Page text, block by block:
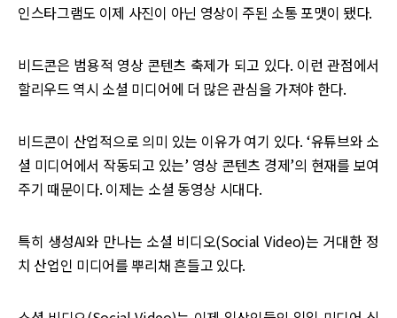
인스타그램도 이제 사진이 아닌 영상이 주된 소통 포맷이 됐다.
비드콘은 범용적 영상 콘텐츠 축제가 되고 있다. 이런 관점에서
할리우드 역시 소셜 미디어에 더 많은 관심을 가져야 한다.
비드콘이 산업적으로 의미 있는 이유가 여기 있다. ‘유튜브와 소
셜 미디어에서 작동되고 있는’ 영상 콘텐츠 경제’의 현재를 보여
주기 때문이다. 이제는 소셜 동영상 시대다.
특히 생성AI와 만나는 소셜 비디오(Social Video)는 거대한 정
치 산업인 미디어를 뿌리채 흔들고 있다.